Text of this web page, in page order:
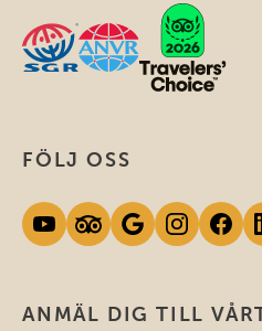
ANMÄL DIG TILL
FÖLJ OSS